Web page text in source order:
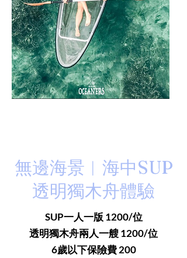
無邊海景︳海中SUP
透明獨木舟體驗
SUP一人一版 1200/位
透明獨木舟兩人一艘 1200/位
​6歲以下保險費 200